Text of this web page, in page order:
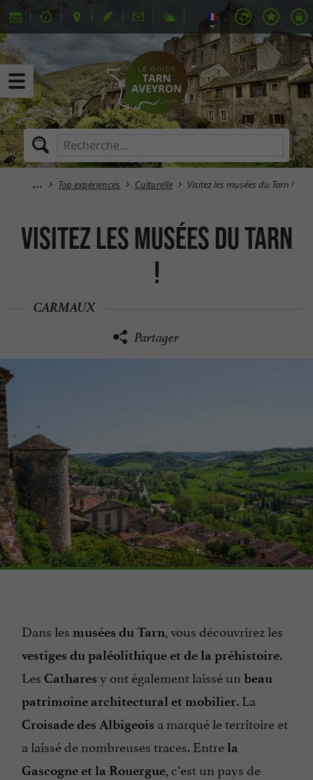
Top expériences Culturelle Visitez les musées du Tarn !
Visitez les musées du Tarn
!
CARMAUX
Partager
Dans les musées du Tarn, vous découvrirez les
vestiges du paléolithique et de la préhistoire.
Les Cathares y ont également laissé un beau
patrimoine architectural et mobilier. La
Croisade des Albigeois a marqué le territoire et
a laissé de nombreuses traces. Entrela
Gascogne et la Rouergue, c’est un pays de